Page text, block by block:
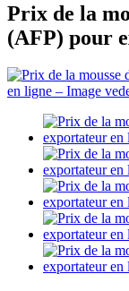
Prix ​​de la
(AFP) pour